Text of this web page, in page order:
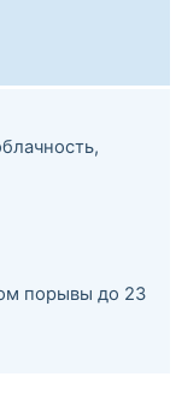
порывы до 23